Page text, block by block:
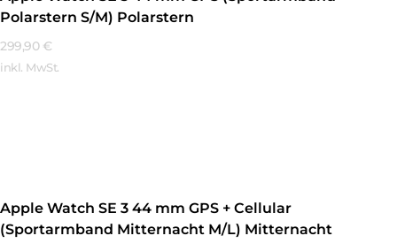
Polarstern S/M) Polarstern
299,90 €
inkl. MwSt.
Apple Watch SE 3 44 mm GPS + Cellular
(Sportarmband Mitternacht M/L) Mitternacht